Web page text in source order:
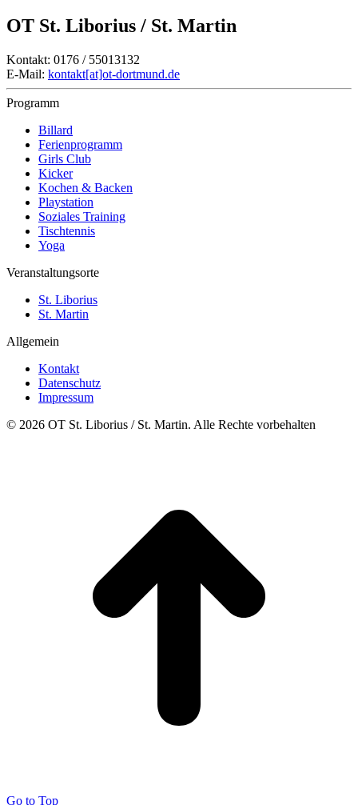
OT St. Liborius / St. Martin
Kontakt: 0176 / 55013132
E-Mail: kontakt[at]ot-dortmund.de
Programm
Billard
Ferienprogramm
Girls Club
Kicker
Kochen & Backen
Playstation
Soziales Training
Tischtennis
Yoga
Veranstaltungsorte
St. Liborius
St. Martin
Allgemein
Kontakt
Datenschutz
Impressum
© 2026 OT St. Liborius / St. Martin. Alle Rechte vorbehalten
Go to Top